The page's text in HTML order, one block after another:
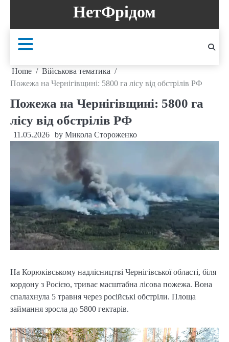
content
НетФрідом
Home
Військова тематика
Пожежа на Чернігівщині: 5800 га лісу від обстрілів РФ
Пожежа на Чернігівщині: 5800 га
лісу від обстрілів РФ
11.05.2026 by Микола Стороженко
На Корюківському надлісництві Чернігівської області, біля
кордону з Росією, триває масштабна лісова пожежа. Вона
спалахнула 5 травня через російські обстріли. Площа
займання зросла до 5800 гектарів.